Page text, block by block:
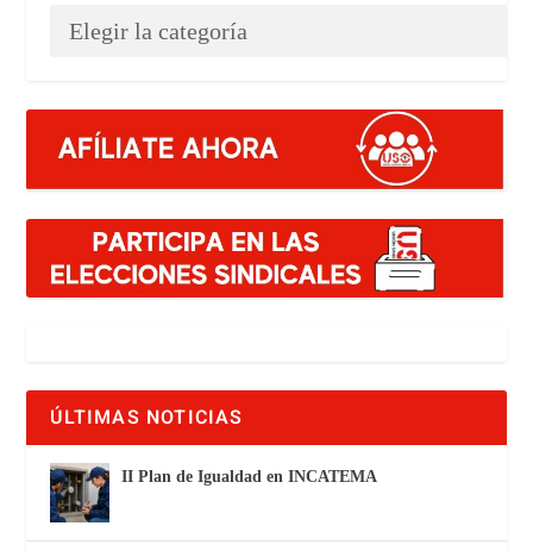
ÚLTIMAS NOTICIAS
II Plan de Igualdad en INCATEMA